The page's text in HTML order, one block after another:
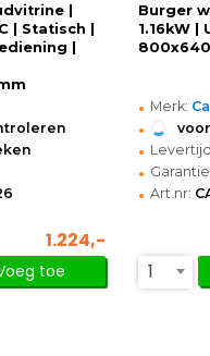
|
| Statisch |
|
1.224,-
toe
Burger
1.16kW |
• Merk:
•
•
•
• Art.nr:
1